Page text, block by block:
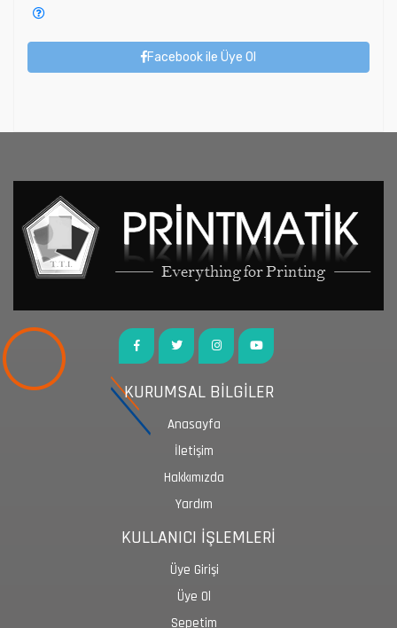
Facebook ile Üye Ol
KURUMSAL BİLGİLER
Anasayfa
İletişim
Hakkımızda
Yardım
KULLANICI İŞLEMLERİ
Üye Girişi
Üye Ol
Sepetim